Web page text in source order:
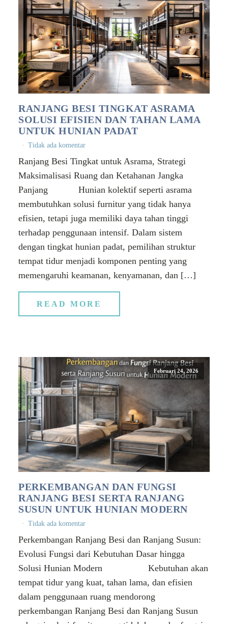
RANJANG BESI TINGKAT ASRAMA
SOLUSI EFISIEN DAN TAHAN LAMA
UNTUK HUNIAN PADAT
Tidak ada komentar
Ranjang Besi Tingkat untuk Asrama, Strategi
Maksimalisasi Ruang dan Ketahanan Jangka
Panjang Hunian kolektif seperti asrama
membutuhkan solusi furnitur yang tidak hanya
efisien, tetapi juga memiliki daya tahan tinggi
terhadap penggunaan intensif. Dalam sistem
dengan tingkat hunian padat, pemilihan struktur
tempat tidur menjadi komponen penting yang
memengaruhi keamanan, kenyamanan, dan […]
READ MORE
Februari 24, 2026
PERKEMBANGAN DAN FUNGSI
RANJANG BESI SERTA RANJANG
SUSUN UNTUK HUNIAN MODERN
Tidak ada komentar
Perkembangan Ranjang Besi dan Ranjang Susun:
Evolusi Fungsi dari Kebutuhan Dasar hingga
Solusi Hunian Modern Kebutuhan akan
tempat tidur yang kuat, tahan lama, dan efisien
dalam penggunaan ruang mendorong
perkembangan Ranjang Besi dan Ranjang Susun